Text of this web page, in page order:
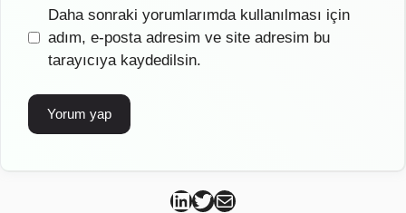
İnternet
sitesi
Daha sonraki yorumlarımda kullanılması için
adım, e-posta adresim ve site adresim bu
tarayıcıya kaydedilsin.
Can Kütahya Linkedin
Can Kütahya Twitter
Can Kütahya Mail